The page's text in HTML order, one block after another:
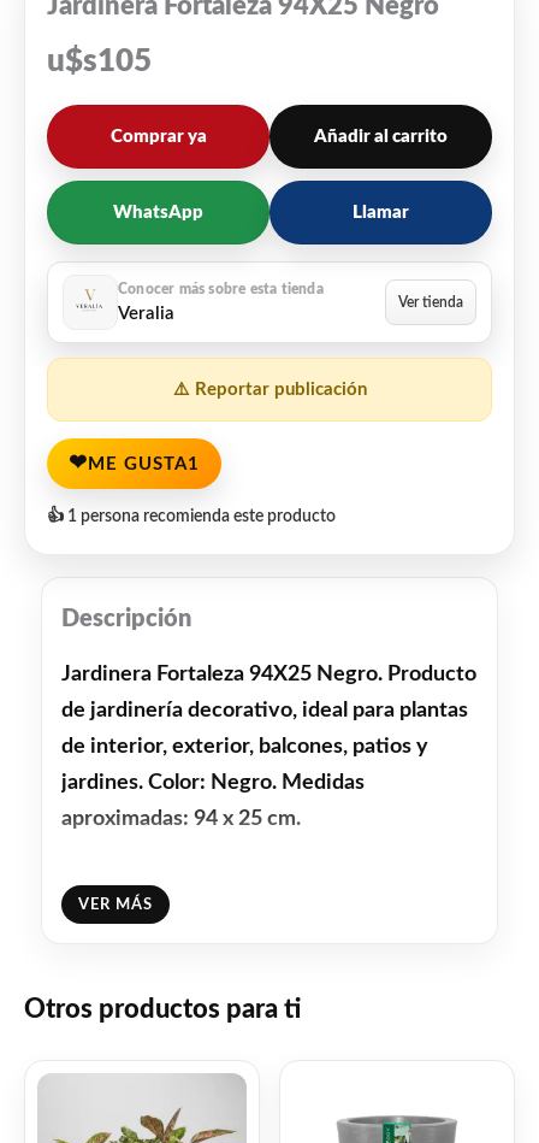
Jardinera Fortaleza 94X25 Negro
u$s105
Comprar ya Añadir al carrito
WhatsApp Llamar
Veralia
⚠️ Reportar publicación
❤ ME GUSTA1
👍 1 persona recomienda este producto
Descripción
Jardinera Fortaleza 94X25 Negro. Producto
de jardinería decorativo, ideal para plantas
de interior, exterior, balcones, patios y
jardines. Color: Negro. Medidas
aproximadas: 94 x 25 cm.
Share
❤ME GUSTA1
VER MÁS
Otros productos para ti